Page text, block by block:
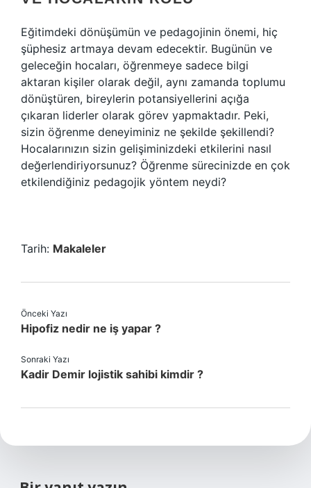
Eğitimdeki dönüşümün ve pedagojinin önemi, hiç
şüphesiz artmaya devam edecektir. Bugünün ve
geleceğin hocaları, öğrenmeye sadece bilgi
aktaran kişiler olarak değil, aynı zamanda toplumu
dönüştüren, bireylerin potansiyellerini açığa
çıkaran liderler olarak görev yapmaktadır. Peki,
sizin öğrenme deneyiminiz ne şekilde şekillendi?
Hocalarınızın sizin gelişiminizdeki etkilerini nasıl
değerlendiriyorsunuz? Öğrenme sürecinizde en çok
etkilendiğiniz pedagojik yöntem neydi?
Tarih: Makaleler
Önceki Yazı
Hipofiz nedir ne iş yapar ?
Sonraki Yazı
Kadir Demir lojistik sahibi kimdir ?